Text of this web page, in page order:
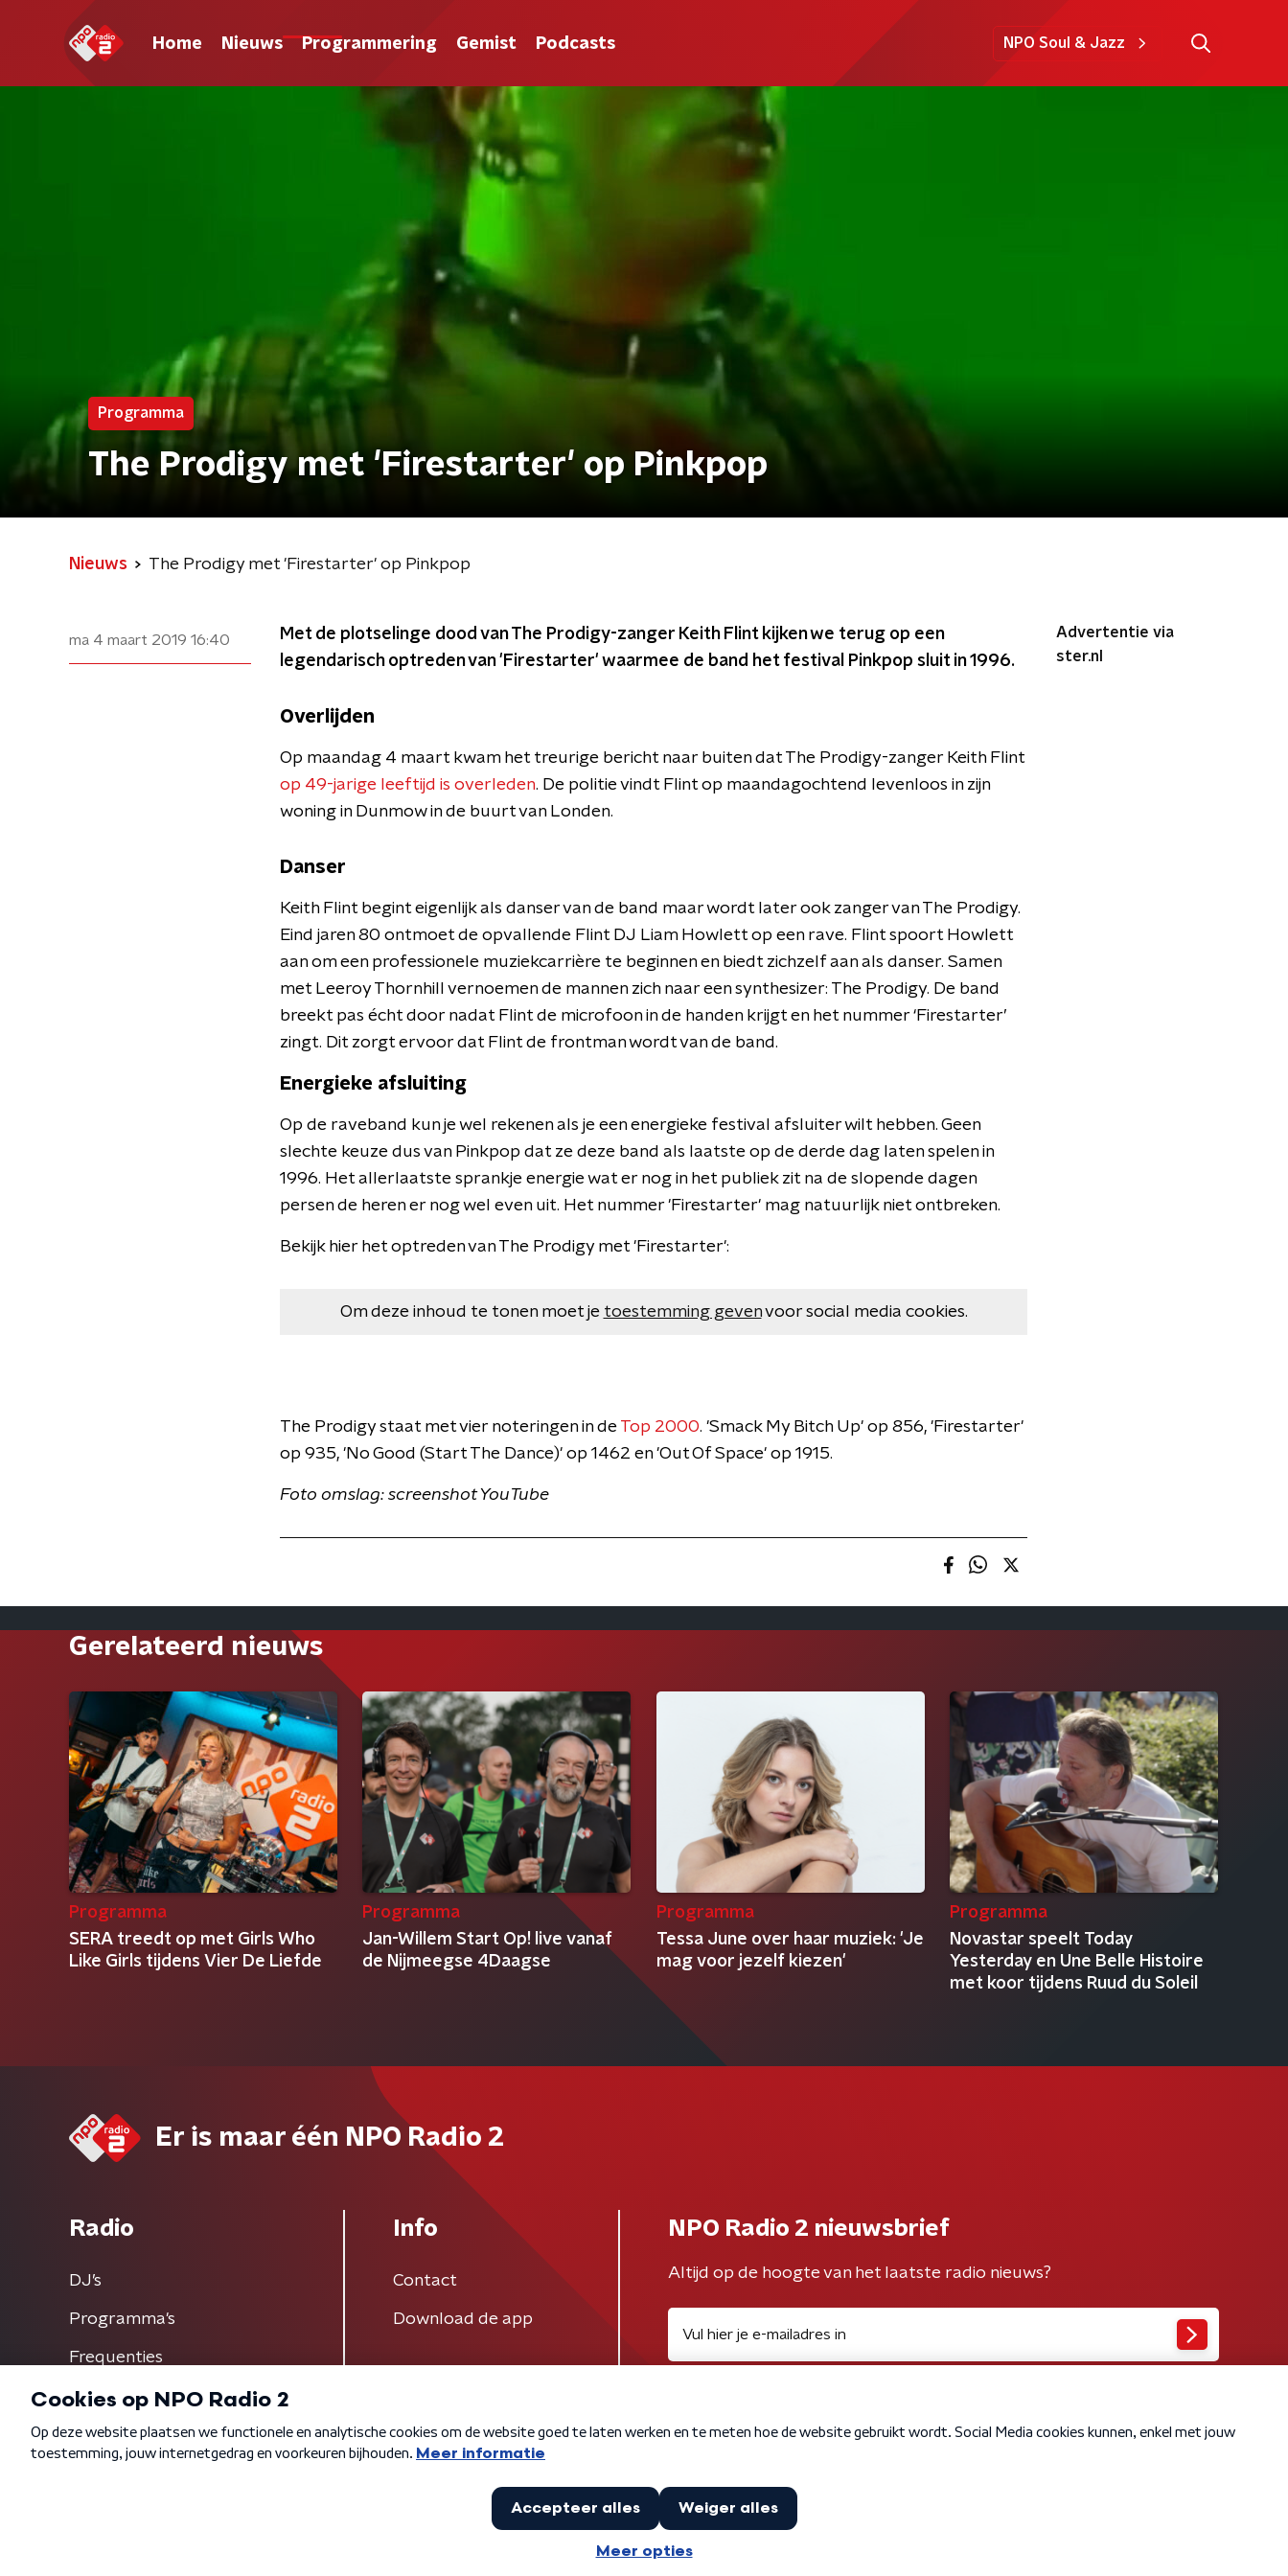
Home Nieuws Programmering Gemist Podcasts NPO Soul & Jazz
Programma
The Prodigy met 'Firestarter' op Pinkpop
Nieuws The Prodigy met 'Firestarter' op Pinkpop
ma 4 maart 2019 16:40
Met de plotselinge dood van The Prodigy-zanger Keith Flint kijken we terug op een
legendarisch optreden van 'Firestarter' waarmee de band het festival Pinkpop sluit in 1996.
Overlijden
Op maandag 4 maart kwam het treurige bericht naar buiten dat The Prodigy-zanger Keith Flint
op 49-jarige leeftijd is overleden. De politie vindt Flint op maandagochtend levenloos in zijn
woning in Dunmow in de buurt van Londen.
Danser
Keith Flint begint eigenlijk als danser van de band maar wordt later ook zanger van The Prodigy.
Eind jaren 80 ontmoet de opvallende Flint DJ Liam Howlett op een rave. Flint spoort Howlett
aan om een professionele muziekcarrière te beginnen en biedt zichzelf aan als danser. Samen
met Leeroy Thornhill vernoemen de mannen zich naar een synthesizer: The Prodigy. De band
breekt pas écht door nadat Flint de microfoon in de handen krijgt en het nummer ‘Firestarter’
zingt. Dit zorgt ervoor dat Flint de frontman wordt van de band.
Energieke afsluiting
Op de raveband kun je wel rekenen als je een energieke festival afsluiter wilt hebben. Geen
slechte keuze dus van Pinkpop dat ze deze band als laatste op de derde dag laten spelen in
1996. Het allerlaatste sprankje energie wat er nog in het publiek zit na de slopende dagen
persen de heren er nog wel even uit. Het nummer 'Firestarter' mag natuurlijk niet ontbreken.
Bekijk hier het optreden van The Prodigy met 'Firestarter':
Om deze inhoud te tonen moet je toestemming gevenvoor social media cookies.
The Prodigy staat met vier noteringen in de Top 2000. 'Smack My Bitch Up' op 856, 'Firestarter'
op 935, 'No Good (Start The Dance)' op 1462 en 'Out Of Space' op 1915.
Foto omslag: screenshot YouTube
Advertentie via
ster.nl
Gerelateerd nieuws
Programma
SERA treedt op met Girls Who
Like Girls tijdens Vier De Liefde
Programma
Jan-Willem Start Op! live vanaf
de Nijmeegse 4Daagse
Programma
Tessa June over haar muziek: 'Je
mag voor jezelf kiezen'
Programma
Novastar speelt Today
Yesterday en Une Belle Histoire
met koor tijdens Ruud du Soleil
Er is maar één NPO Radio 2
Radio
DJ’s
Programma's
Frequenties
Info
Contact
Download de app
NPO Radio 2 nieuwsbrief
Altijd op de hoogte van het laatste radio nieuws?
Algemene voorwaarden Privacybeleid